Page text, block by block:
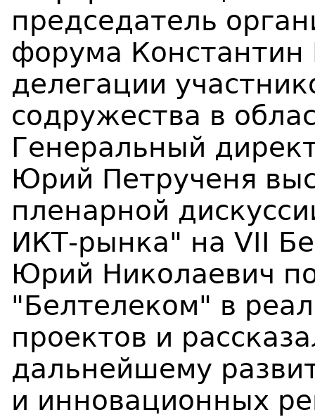
председатель
форума
делегации
содружества в
Генеральный
Юрий Петрученя
пленарной
ИКТ-рынка" на VII
Юрий Николаевич
"Белтелеком" в
проектов и
дальнейшему
и инновационных